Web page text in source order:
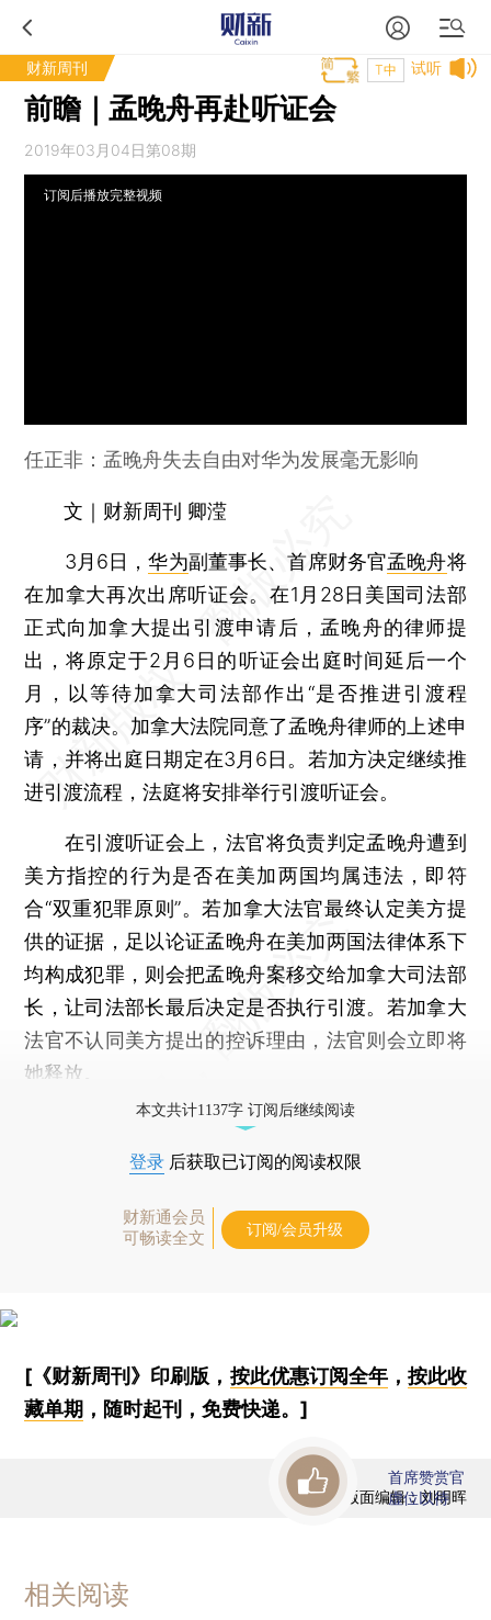
财新周刊 试听
T中
前瞻｜孟晚舟再赴听证会
2019年03月04日第08期
订阅后播放完整视频
任正非：孟晚舟失去自由对华为发展毫无影响
文｜财新周刊 卿滢
3月6日，华为副董事长、首席财务官孟晚舟将
在加拿大再次出席听证会。在1月28日美国司法部
正式向加拿大提出引渡申请后，孟晚舟的律师提
出，将原定于2月6日的听证会出庭时间延后一个
月，以等待加拿大司法部作出“是否推进引渡程
序”的裁决。加拿大法院同意了孟晚舟律师的上述申
请，并将出庭日期定在3月6日。若加方决定继续推
进引渡流程，法庭将安排举行引渡听证会。
在引渡听证会上，法官将负责判定孟晚舟遭到
美方指控的行为是否在美加两国均属违法，即符
合“双重犯罪原则”。若加拿大法官最终认定美方提
供的证据，足以论证孟晚舟在美加两国法律体系下
均构成犯罪，则会把孟晚舟案移交给加拿大司法部
长，让司法部长最后决定是否执行引渡。若加拿大
法官不认同美方提出的控诉理由，法官则会立即将
她释放。
本文共计1137字 订阅后继续阅读
登录 后获取已订阅的阅读权限
财新通会员
可畅读全文
订阅/会员升级
[《财新周刊》印刷版， 按此优惠订阅全年， 按此收
藏单期 ，随时起刊，免费快递。]
版面编辑：刘明晖
首席赞赏官
虚位以待
相关阅读